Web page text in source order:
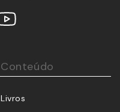
Conteúdo
Livros